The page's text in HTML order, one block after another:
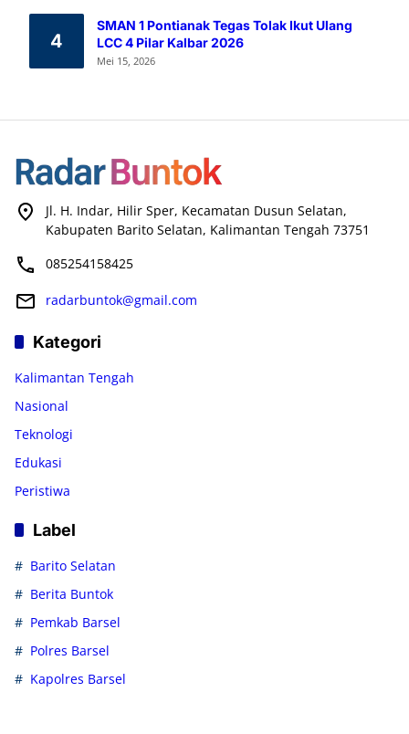
4
SMAN 1 Pontianak Tegas Tolak Ikut Ulang
LCC 4 Pilar Kalbar 2026
Mei 15, 2026
Jl. H. Indar, Hilir Sper, Kecamatan Dusun Selatan,
Kabupaten Barito Selatan, Kalimantan Tengah 73751
085254158425
radarbuntok@gmail.com
Kategori
Kalimantan Tengah
Nasional
Teknologi
Edukasi
Peristiwa
Label
Barito Selatan
Berita Buntok
Pemkab Barsel
Polres Barsel
Kapolres Barsel